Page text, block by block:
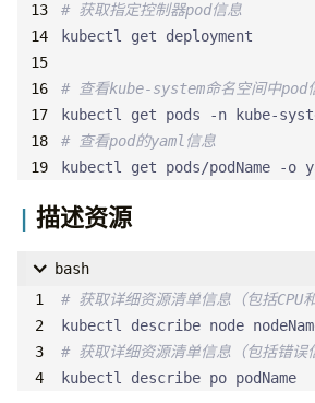
# 获取指定控制器pod信息
# 查看kube-system命名空间中pod
# 查看pod的yaml信息
kubectl get pods/podName -o
描述资源
bash
# 获取详细资源清单信息（包括CPU和
# 获取详细资源清单信息（包括错误
kubectl describe po podName